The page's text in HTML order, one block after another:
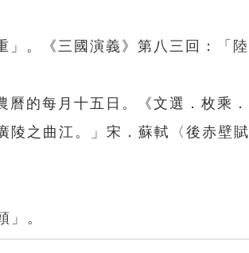
。《三國演義》第八三回：「
的每月十五日。《文選．枚乘
陵之曲江。」宋．蘇軾〈後赤壁
」。